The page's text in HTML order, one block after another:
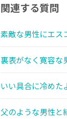
関連する質問
素敵な男性にエス
裏表がなく寛容な
いい具合に冷めた
父のような男性と